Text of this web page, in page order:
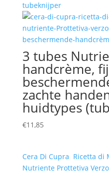
tubeknijper
3 tubes
handcrème,
zachte
huidtypes
€11,85
Cera Di Cupra Ricetta di
Nutriente Prottetiva